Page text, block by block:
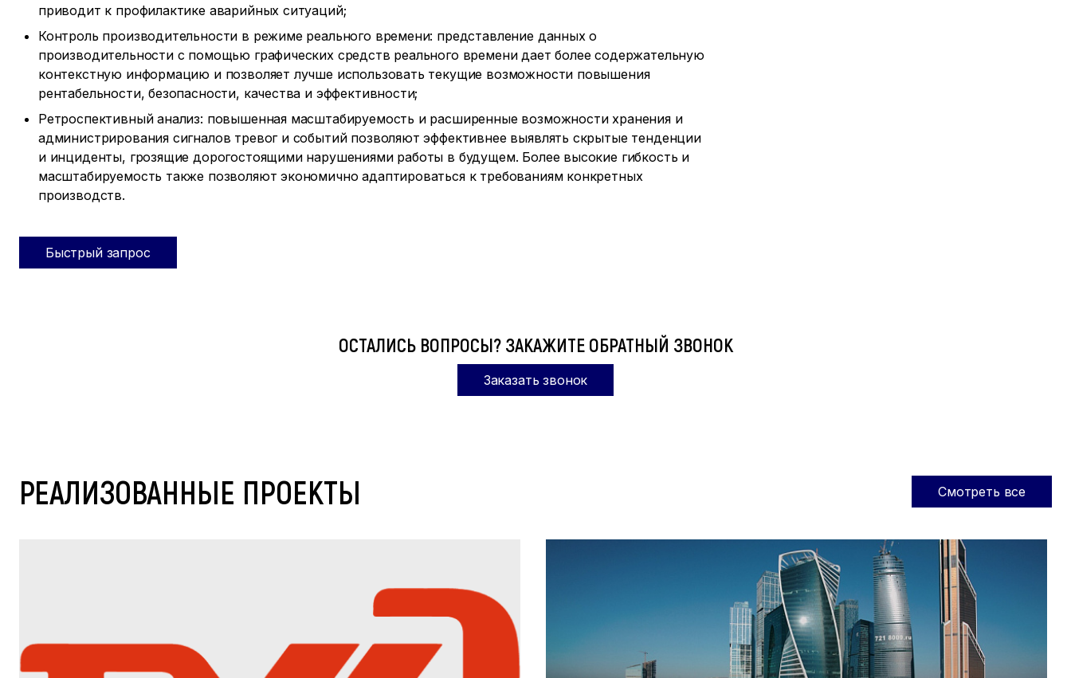
приводит к профилактике аварийных ситуаций;
Контроль производительности в режиме реального времени: представление данных о
производительности с помощью графических средств реального времени дает более содержательную
контекстную информацию и позволяет лучше использовать текущие возможности повышения
рентабельности, безопасности, качества и эффективности;
Ретроспективный анализ: повышенная масштабируемость и расширенные возможности хранения и
администрирования сигналов тревог и событий позволяют эффективнее выявлять скрытые тенденции
и инциденты, грозящие дорогостоящими нарушениями работы в будущем. Более высокие гибкость и
масштабируемость также позволяют экономично адаптироваться к требованиям конкретных
производств.
Быстрый запрос
ОСТАЛИСЬ ВОПРОСЫ? ЗАКАЖИТЕ ОБРАТНЫЙ ЗВОНОК
Заказать звонок
РЕАЛИЗОВАННЫЕ ПРОЕКТЫ Смотреть все